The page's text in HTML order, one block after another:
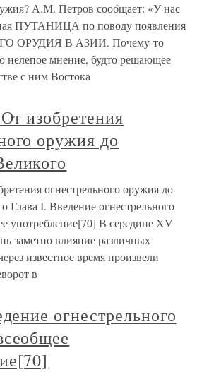
А.М. Петров сообщает: «У нас
ПУТАНИЦА по поводу появления
ОРУДИЯ В АЗИИ. Почему-то
нелепое мнение, будто решающее
с ним Востока
изобретения
оружия до
огнестрельного оружия до
Глава I. Введение огнестрельного
употребление[70] В середине XV
заметно влияние различных
известное время произвели
в
огнестрельного